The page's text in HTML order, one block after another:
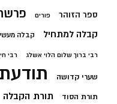
ספר הזוהר פורים
קבלה למתחיל קבלה
רבי ברוך שלום הלוי אשלג רבי
שערי קדושה
תורת הסוד תורת הקבלה